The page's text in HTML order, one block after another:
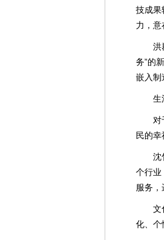
技成果
力，意
洪
务”的
嵌入制
生
对
民的幸
沈
个行业
服务，
文
化、个